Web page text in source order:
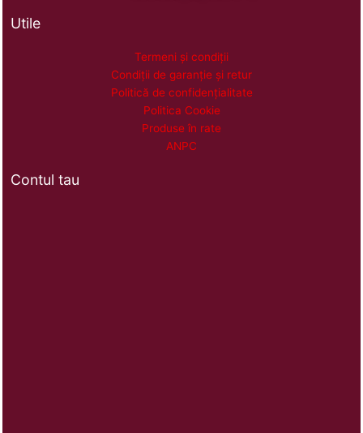
Utile
Termeni și condiții
Condiții de garanție și retur
Politică de confidențialitate
Politica Cookie
Produse în rate
ANPC
Contul tau